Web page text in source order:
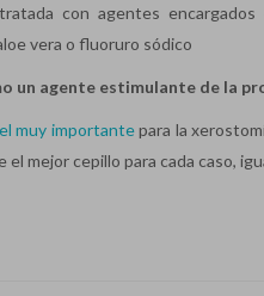
con agentes
vera o fluoruro sódico
un agente estimulante de la
muy importantepara la
el mejor cepillo para cada caso,